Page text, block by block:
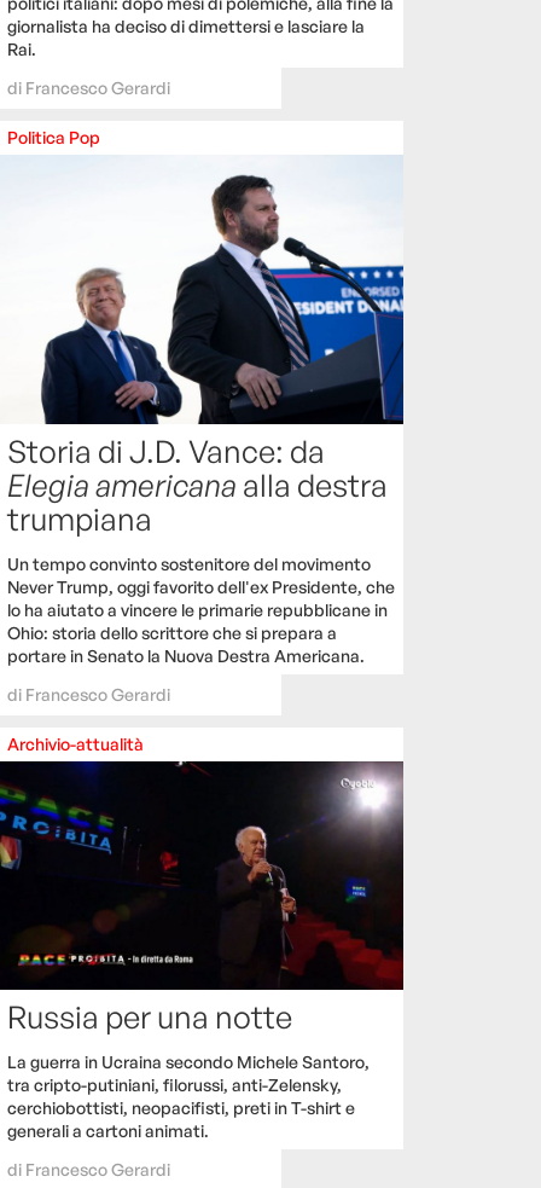
giornalista ha deciso di dimettersi e lasciare la
Rai.
di Francesco Gerardi
Politica Pop
Storia di J.D. Vance: da
Elegia americana alla destra
trumpiana
Un tempo convinto sostenitore del movimento
Never Trump, oggi favorito dell'ex Presidente, che
lo ha aiutato a vincere le primarie repubblicane in
Ohio: storia dello scrittore che si prepara a
portare in Senato la Nuova Destra Americana.
di Francesco Gerardi
Archivio-attualità
Russia per una notte
La guerra in Ucraina secondo Michele Santoro,
tra cripto-putiniani, filorussi, anti-Zelensky,
cerchiobottisti, neopacifisti, preti in T-shirt e
generali a cartoni animati.
di Francesco Gerardi